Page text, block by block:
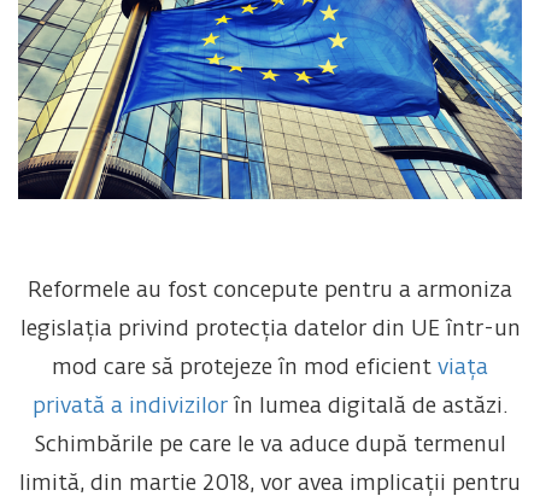
Reformele au fost concepute pentru a armoniza
legislația privind protecția datelor din UE într-un
mod care să protejeze în mod eficient viața
privată a indivizilor în lumea digitală de astăzi.
Schimbările pe care le va aduce după termenul
limită, din martie 2018, vor avea implicații pentru